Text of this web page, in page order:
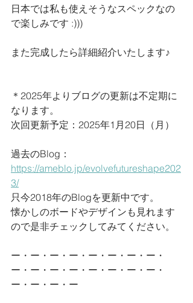
日本では私も使えそうなスペックなの
で楽しみです :)))
また完成したら詳細紹介いたします♪
＊2025年よりブログの更新は不定期に
なります。
次回更新予定：2025年1月20日（月）
過去のBlog：
https://ameblo.jp/evolvefutureshape202
3/
只今2018年のBlogを更新中です。
懐かしのボードやデザインも見れます
ので是非チェックしてみてください。
ー・ー・ー・ー・ー・ー・ー・ー・
ー・ー・ー・ー・ー・ー・ー・ー・
ー・ー・ー・ー